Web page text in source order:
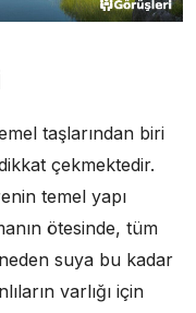
taşlarından biri
çekmektedir.
temel yapı
ötesinde, tüm
suya bu kadar
varlığı için